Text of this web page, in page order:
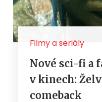
Filmy a seriály
Nové sci-fi a
v kinech:
comeback